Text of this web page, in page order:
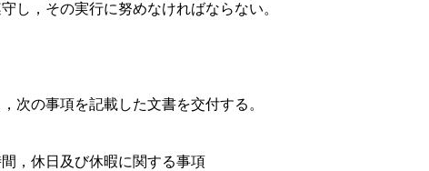
，その実行に努めなければならない。
次の事項を記載した文書を交付する。
，休日及び休暇に関する事項